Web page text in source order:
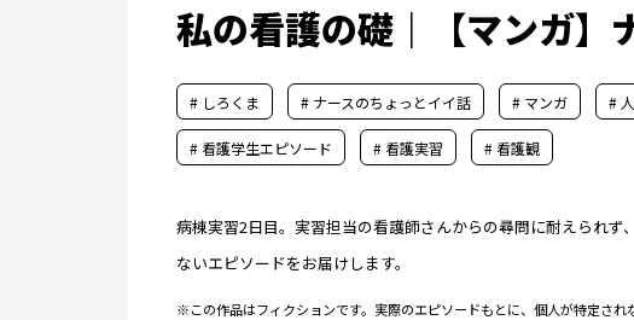
私の看護の礎｜【マンガ】
# しろくま # ナースのちょっとイイ話 # マンガ #
# 看護学生エピソード # 看護実習 # 看護観
病棟実習2日目。実習担当の看護師さんからの尋問に耐えられ
ないエピソードをお届けします。
※この作品はフィクションです。実際のエピソードもとに、個人が特定され